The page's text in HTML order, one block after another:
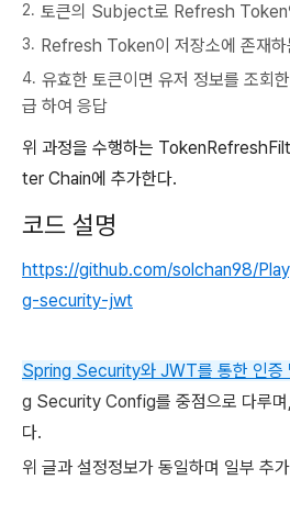
토큰의 Subject로 Refresh Token
Refresh Token이 저장소에 존재하
유효한 토큰이면 유저 정보를 조
급 하여 응답
위 과정을 수행하는
ter Chain에 추가한다.
코드 설명
https://github.com/solchan98/
g-security-jwt
Spring Security와 JWT를 통한 인증
g Security Config를 중점으로 다루며
다.
위 글과 설정정보가 동일하며 일부 추